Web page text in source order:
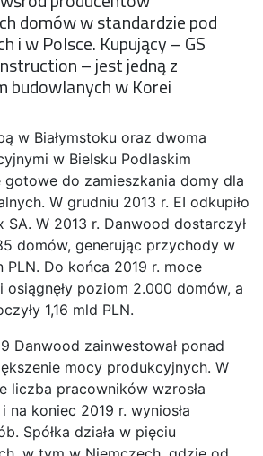
domów w standardzie pod
i w Polsce. Kupujący – GS
– jest jedną z
budowlanych w Korei
w Białymstoku oraz dwoma
w Bielsku Podlaskim
do zamieszkania domy dla
W grudniu 2013 r. EI odkupiło
SA. W 2013 r. Danwood dostarczył
domów, generując przychody w
PLN. Do końca 2019 r. moce
osiągnęły poziom 2.000 domów, a
1,16 mld PLN.
Danwood zainwestował ponad
mocy produkcyjnych. W
liczba pracowników wzrosła
na koniec 2019 r. wyniosła
Spółka działa w pięciu